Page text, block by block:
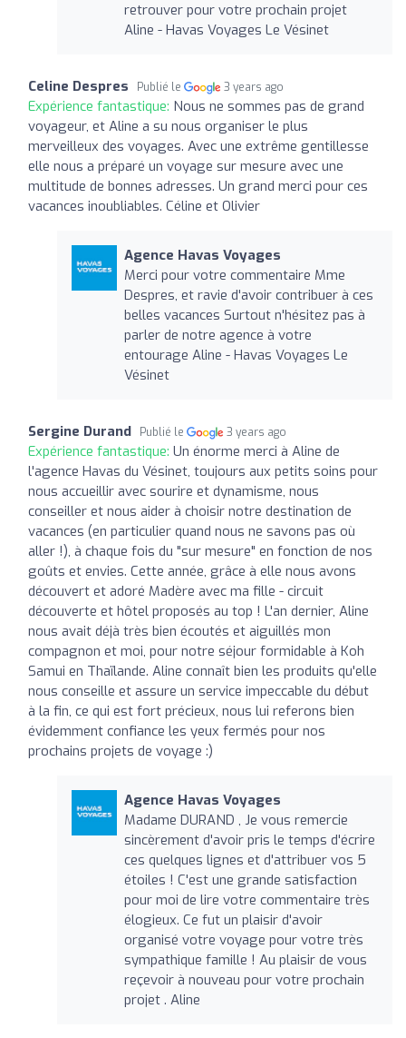
retrouver pour votre prochain projet
Aline - Havas Voyages Le Vésinet
Celine Despres Publié le 3 years ago
Expérience fantastique: Nous ne sommes pas de grand
voyageur, et Aline a su nous organiser le plus
merveilleux des voyages. Avec une extrême gentillesse
elle nous a préparé un voyage sur mesure avec une
multitude de bonnes adresses. Un grand merci pour ces
vacances inoubliables. Céline et Olivier
Agence Havas Voyages
Merci pour votre commentaire Mme
Despres, et ravie d'avoir contribuer à ces
belles vacances Surtout n'hésitez pas à
parler de notre agence à votre
entourage Aline - Havas Voyages Le
Vésinet
Sergine Durand Publié le 3 years ago
Expérience fantastique: Un énorme merci à Aline de
l'agence Havas du Vésinet, toujours aux petits soins pour
nous accueillir avec sourire et dynamisme, nous
conseiller et nous aider à choisir notre destination de
vacances (en particulier quand nous ne savons pas où
aller !), à chaque fois du "sur mesure" en fonction de nos
goûts et envies. Cette année, grâce à elle nous avons
découvert et adoré Madère avec ma fille - circuit
découverte et hôtel proposés au top ! L'an dernier, Aline
nous avait déjà très bien écoutés et aiguillés mon
compagnon et moi, pour notre séjour formidable à Koh
Samui en Thaïlande. Aline connaît bien les produits qu'elle
nous conseille et assure un service impeccable du début
à la fin, ce qui est fort précieux, nous lui referons bien
évidemment confiance les yeux fermés pour nos
prochains projets de voyage :)
Agence Havas Voyages
Madame DURAND , Je vous remercie
sincèrement d'avoir pris le temps d'écrire
ces quelques lignes et d'attribuer vos 5
étoiles ! C'est une grande satisfaction
pour moi de lire votre commentaire très
élogieux. Ce fut un plaisir d'avoir
organisé votre voyage pour votre très
sympathique famille ! Au plaisir de vous
reçevoir à nouveau pour votre prochain
projet . Aline